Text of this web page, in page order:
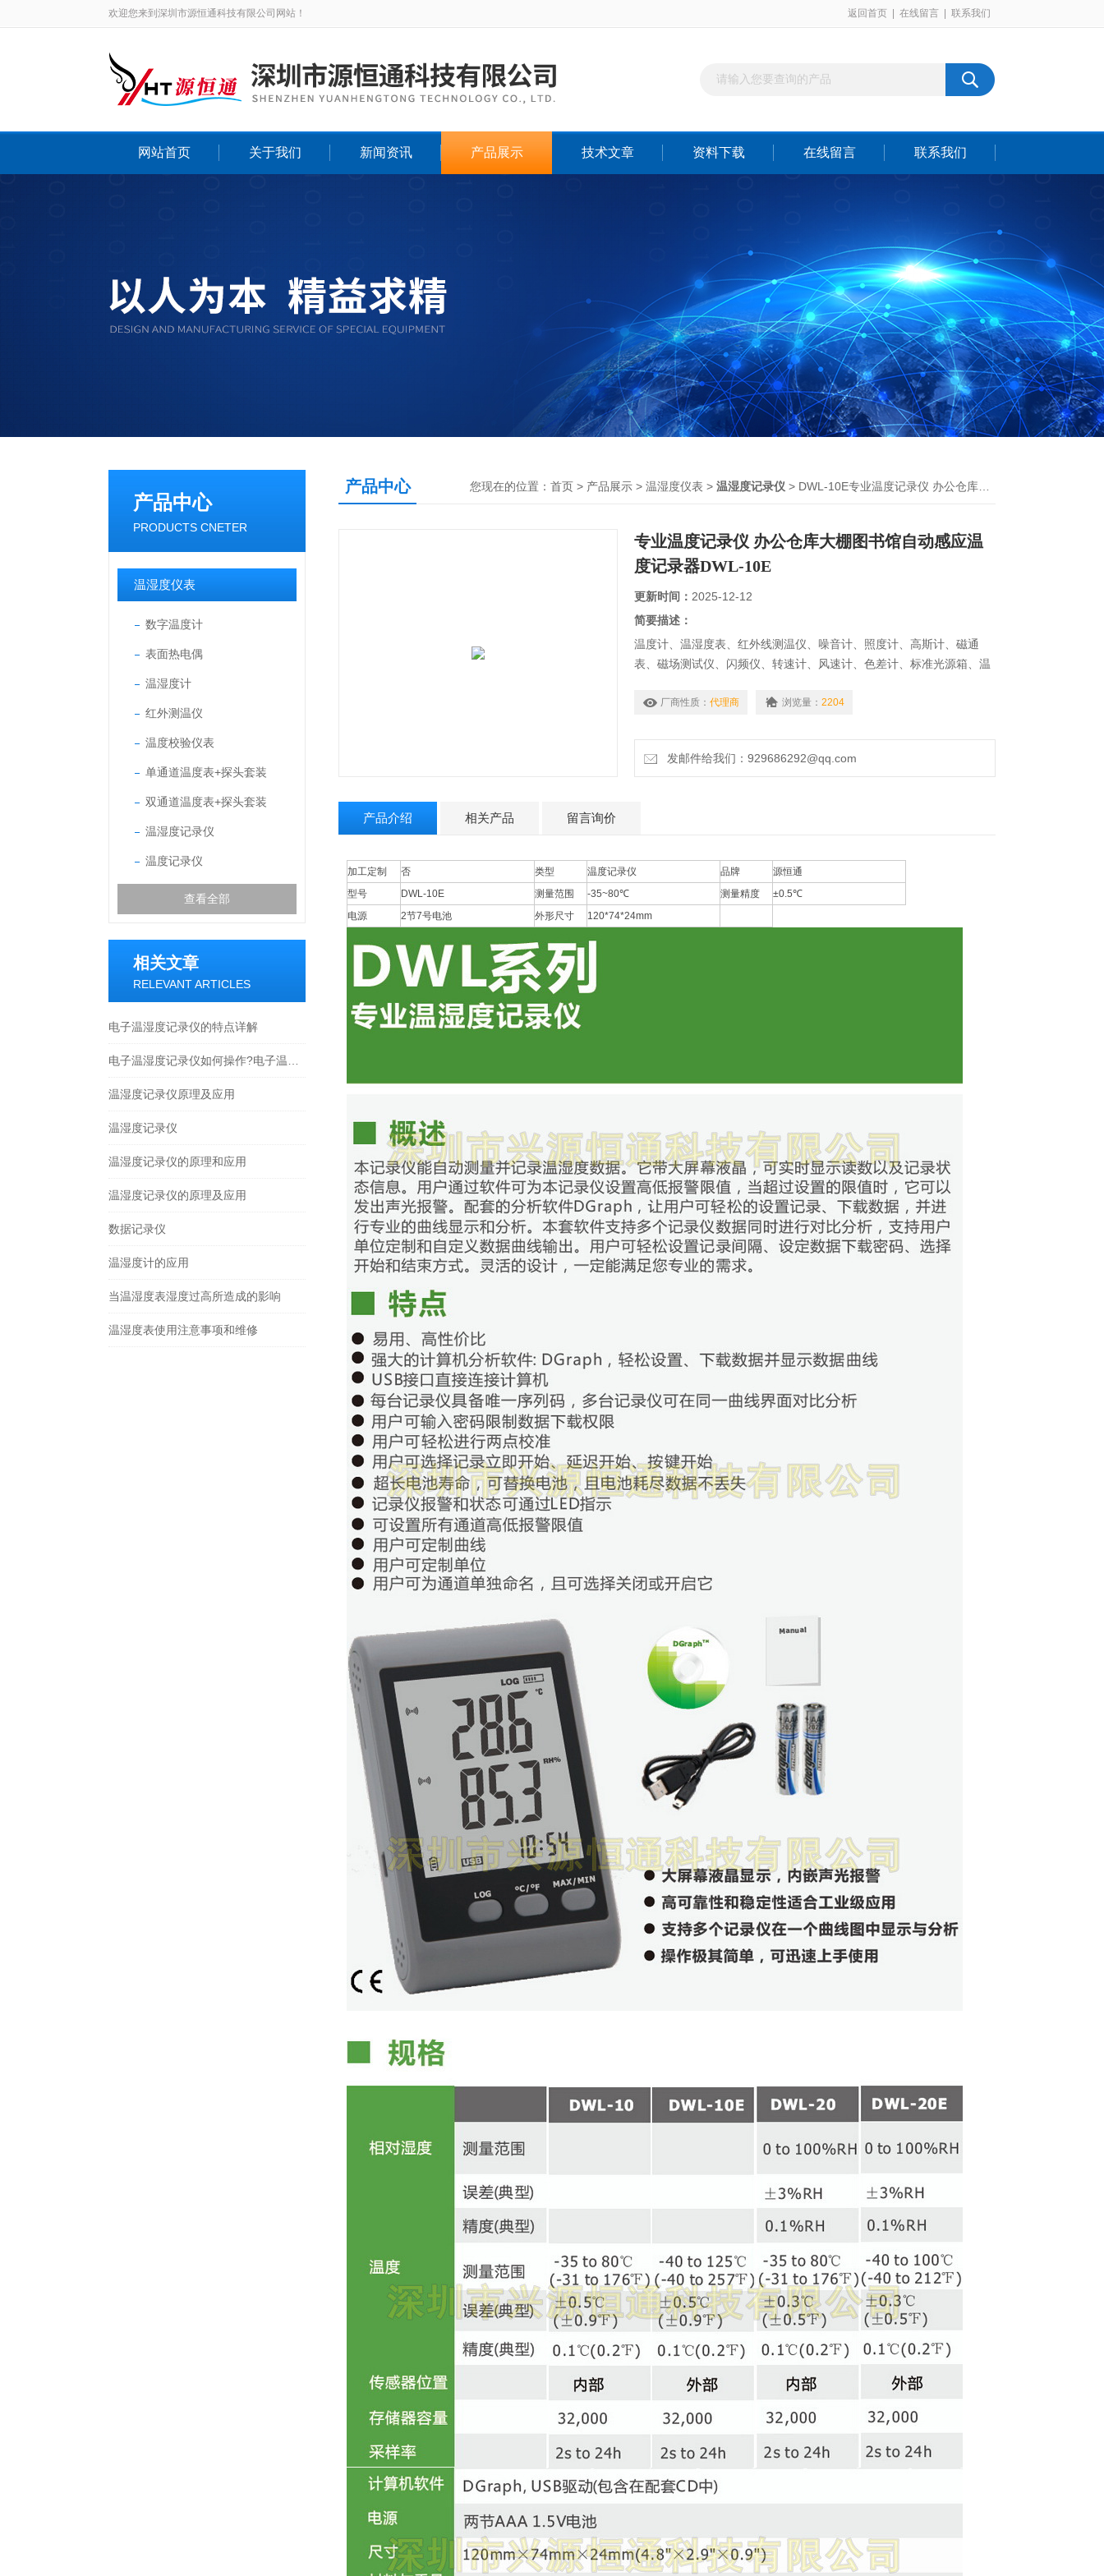
欢迎您来到深圳市源恒通科技有限公司网站！ 返回首页 在线留言 联系我们
网站首页 关于我们 新闻资讯 产品展示 技术文章 资料下载 在线留言 联系我们
产品中心
PRODUCTS CNETER
温湿度仪表
数字温度计
表面热电偶
温湿度计
红外测温仪
温度校验仪表
单通道温度表+探头套装
双通道温度表+探头套装
温湿度记录仪
温度记录仪
查看全部
相关文章
RELEVANT ARTICLES
电子温湿度记录仪的特点详解
温湿度记录仪原理及应用
温湿度记录仪
温湿度记录仪的原理和应用
温湿度记录仪的原理及应用
数据记录仪
温湿度计的应用
当温湿度表湿度过高所造成的影响
温湿度表使用注意事项和维修
产品中心 您现在的位置： 首页 > 产品展示 > 温湿度仪表 > 温湿度记录仪 > DWL-10E专业温度记录仪 办公仓库大棚图书馆自动感应温度记录器DWL-10E
专业温度记录仪 办公仓库大棚图书馆自动感应温
度记录器DWL-10E
更新时间： 2025-12-12
简要描述：
温度计、温湿度表、红外线测温仪、噪音计、照度计、高斯计、磁通
表、磁场测试仪、闪频仪、转速计、风速计、色差计、标准光源箱、温
LCR测量仪、万用表、钳表、测厚仪、测振仪、测距仪、电参数测量
试仪、专业温度记录仪 办公仓库大棚图书馆自动感应温度记录器DWL-
10E
厂商性质： 代理商 浏览量： 2204
发邮件给我们：929686292@qq.com
产品介绍 相关产品 留言询价
加工定制 否 类型 温度记录仪 品牌
源恒通
型号
DWL-10E 测量范围 -35~80℃ 测量精度
±0.5℃
电源
2节7号电池 外形尺寸 120*74*24mm